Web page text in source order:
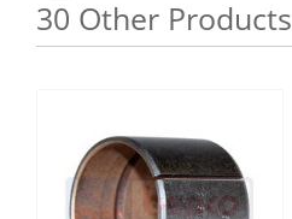
30 Other Products